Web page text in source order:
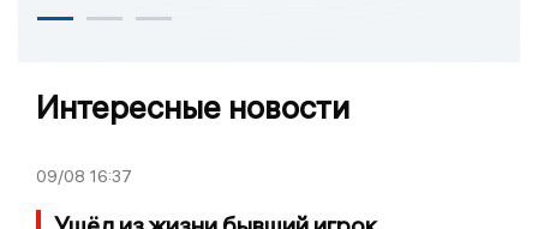
Интересные новости
09/08 16:37